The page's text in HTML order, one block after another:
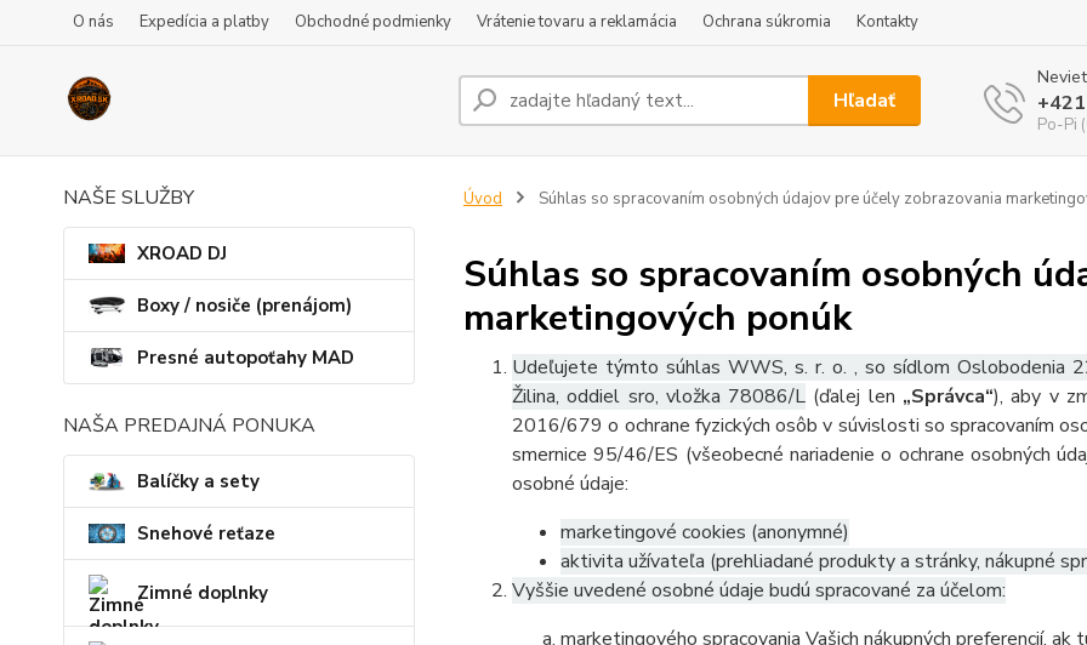
O nás Expedícia a platby Obchodné podmienky Vrátenie tovaru a reklamácia Ochrana súkromia Kontakty
Hľadať
Po-Pi
NAŠE SLUŽBY
XROAD DJ
Boxy / nosiče (prenájom)
Presné autopoťahy MAD
NAŠA PREDAJNÁ PONUKA
Balíčky a sety
Snehové reťaze
Zimné doplnky
Úvod Súhlas so spracovaním osobných údajov pre účely zobrazovania
Súhlas so spracovaním osobných
marketingových ponúk
Udeľujete týmto súhlas WWS, s. r. o. , so sídlom
Žilina, oddiel sro, vložka 78086/L (ďalej len „Správca“), aby v
2016/679 o ochrane fyzických osôb v súvislosti so spracovaním
smernice 95/46/ES (všeobecné nariadenie o ochrane osobných
osobné údaje:
marketingové cookies (anonymné)
aktivita užívateľa (prehliadané produkty a stránky, nákupné
Vyššie uvedené osobné údaje budú spracované za účelom:
marketingového spracovania Vašich nákupných preferencií,